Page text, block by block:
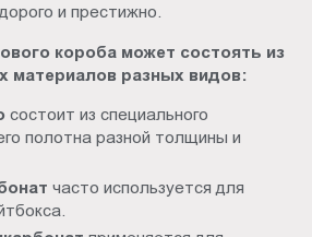
и престижно.
короба может состоять из
материалов разных видов:
состоит из специального
полотна разной толщины и
часто используется для